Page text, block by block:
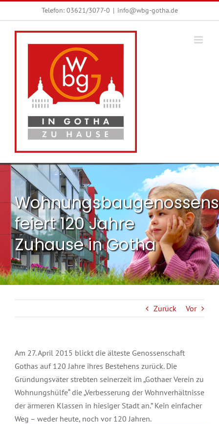
Inhalt
springen
Telefon: 03621/3077-0 | info@wbg-gotha.de
feiert 120 Jahre
Zuhause in Gotha
Zurück Vor
Am 27. April 2015 blickt die älteste Genossenschaft
Gothas auf 120 Jahre ihres Bestehens zurück. Die
Gründungsväter strebten seinerzeit im „Gothaer Verein zu
Wohnungshülfe“ die „Verbesserung der Wohnverhältnisse
der ärmeren Klassen in hiesiger Stadt an.” Kein einfacher
Weg – weder heute, noch vor 120 Jahren.